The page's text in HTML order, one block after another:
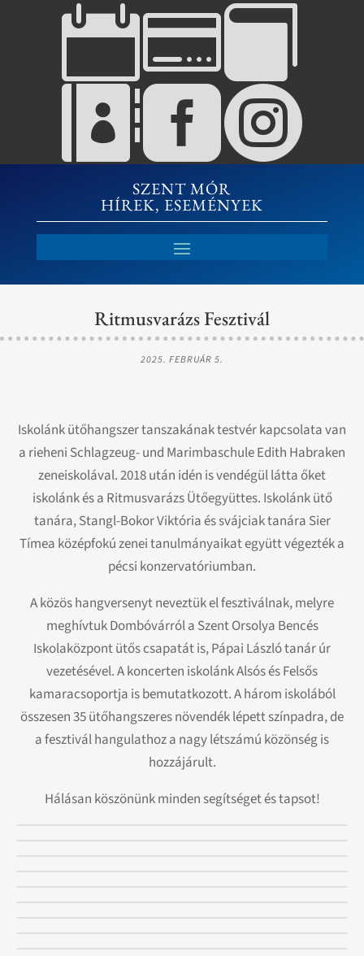


SZENT MÓR
HÍREK, ESEMÉNYEK
Ritmusvarázs Fesztivál
2025. FEBRUÁR 5.
Iskolánk ütőhangszer tanszakának testvér kapcsolata van
a rieheni Schlagzeug- und Marimbaschule Edith Habraken
zeneiskolával. 2018 után idén is vendégül látta őket
iskolánk és a Ritmusvarázs Ütőegyüttes. Iskolánk ütő
tanára, Stangl-Bokor Viktória és svájciak tanára Sier
Tímea középfokú zenei tanulmányaikat együtt végezték a
pécsi konzervatóriumban.
A közös hangversenyt neveztük el fesztiválnak, melyre
meghívtuk Dombóvárról a Szent Orsolya Bencés
Iskolaközpont ütős csapatát is, Pápai László tanár úr
vezetésével. A koncerten iskolánk Alsós és Felsős
kamaracsoportja is bemutatkozott. A három iskolából
összesen 35 ütőhangszeres növendék lépett színpadra, de
a fesztivál hangulathoz a nagy létszámú közönség is
hozzájárult.
Hálásan köszönünk minden segítséget és tapsot!